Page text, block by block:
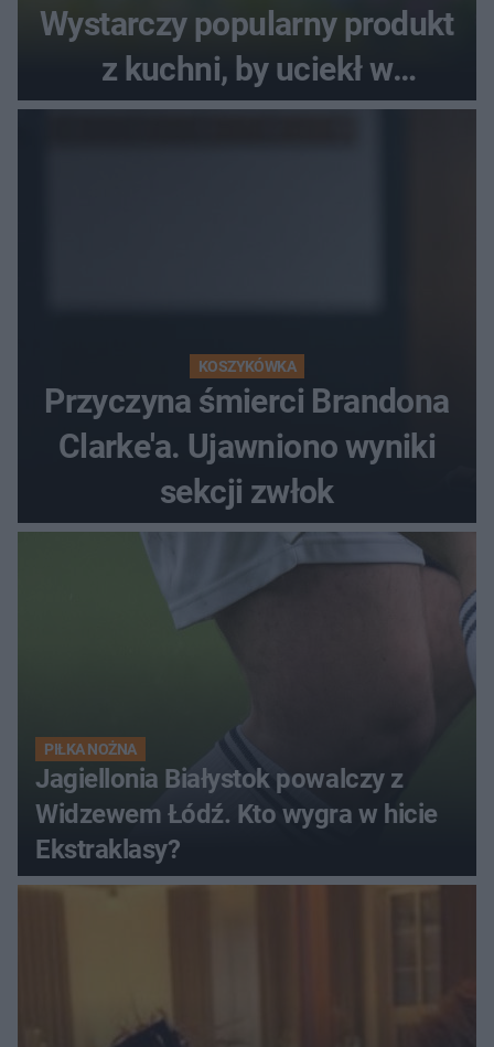
Wystarczy popularny produkt
z kuchni, by uciekł w
popłochu
KOSZYKÓWKA
Przyczyna śmierci Brandona
Clarke'a. Ujawniono wyniki
sekcji zwłok
PIŁKA NOŻNA
Jagiellonia Białystok powalczy z
Widzewem Łódź. Kto wygra w hicie
Ekstraklasy?